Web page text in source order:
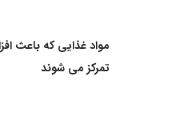
مواد غذایی که باعث
تمرکز می شوند